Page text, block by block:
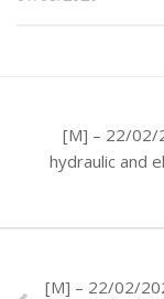
[M] – 22/02/
hydraulic and
[M] – 22/02/